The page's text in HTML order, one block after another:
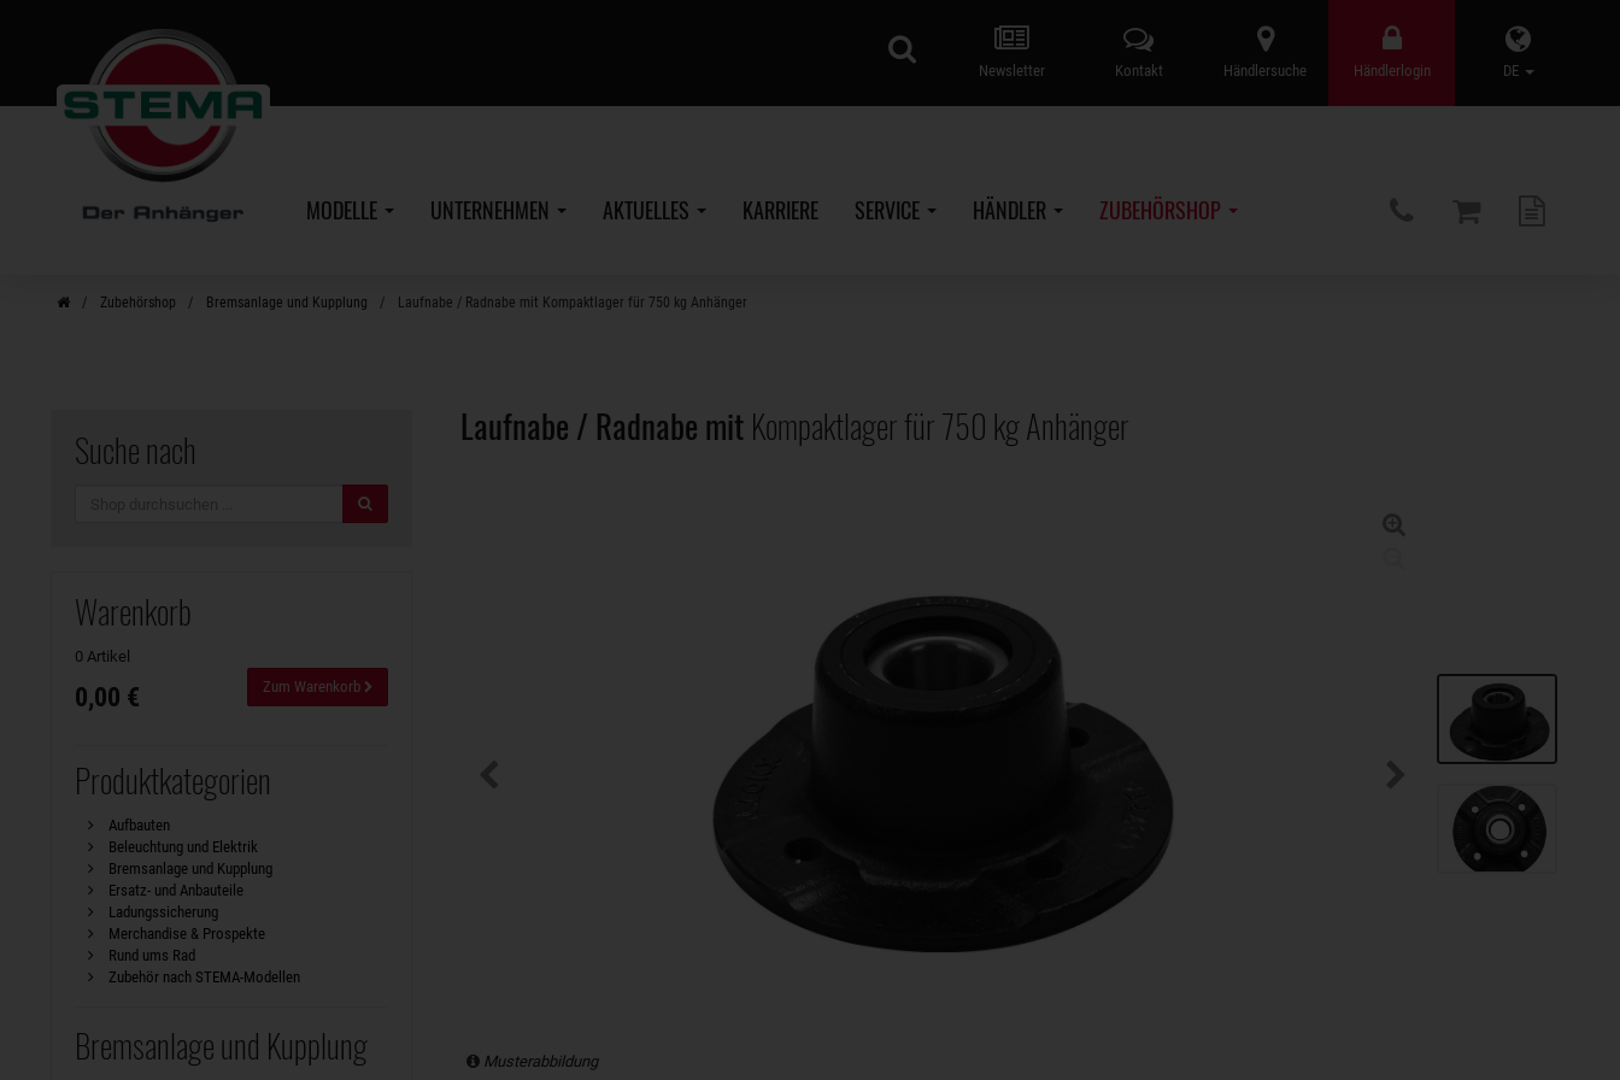
DE
Händlerlogin
Händlersuche
Kontakt
Newsletter
MODELLE UNTERNEHMEN AKTUELLES KARRIERE SERVICE HÄNDLER ZUBEHÖRSHOP
Zubehörshop Bremsanlage und Kupplung Laufnabe / Radnabe mit Kompaktlager für 750 kg Anhänger
Laufnabe / Radnabe mit Kompaktlager für 750 kg Anhänger
Musterabbildung
Suche nach
Warenkorb
0 Artikel
0,00 € Zum Warenkorb
Produktkategorien
Aufbauten
Beleuchtung und Elektrik
Bremsanlage und Kupplung
Ersatz- und Anbauteile
Ladungssicherung
Merchandise & Prospekte
Rund ums Rad
Zubehör nach STEMA-Modellen
Bremsanlage und Kupplung